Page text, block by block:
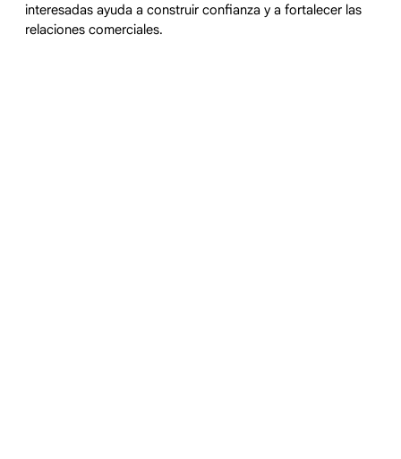
interesadas ayuda a construir confianza y a fortalecer las
relaciones comerciales.